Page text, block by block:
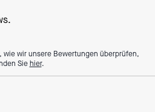
wie wir unsere Bewertungen überprüfen,
Siehier.